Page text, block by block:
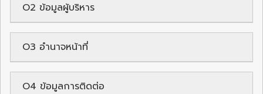
O2 ข้อมูลผู้บริหาร
O3 อำนาจหน้าที่
O4 ข้อมูลการติดต่อ